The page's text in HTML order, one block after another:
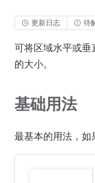
更新日志 待
可将区域水平或
的大小。
基础用法
最基本的用法，如